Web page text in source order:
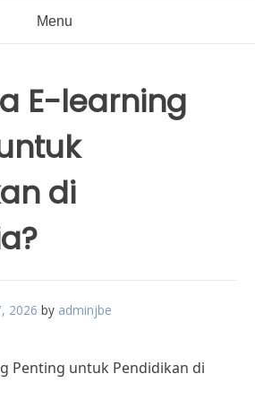
Menu
E-learning
di
2026 by adminjbe
Penting untuk Pendidikan di